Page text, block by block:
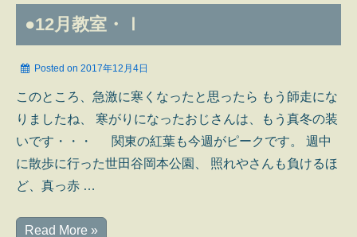
ア
ン
ジ
タ
ブ
ル
タ
ン
ン
●12月教室・Ⅰ
Posted on 2017年12月4日
このところ、急激に寒くなったと思ったら もう師走にな
りましたね、 寒がりになったおじさんは、もう真冬の装
いです・・・ 関東の紅葉も今週がピークです。 週中
に散歩に行った世田谷岡本公園、 照れやさんも負けるほ
ど、真っ赤 …
●12
Read More »